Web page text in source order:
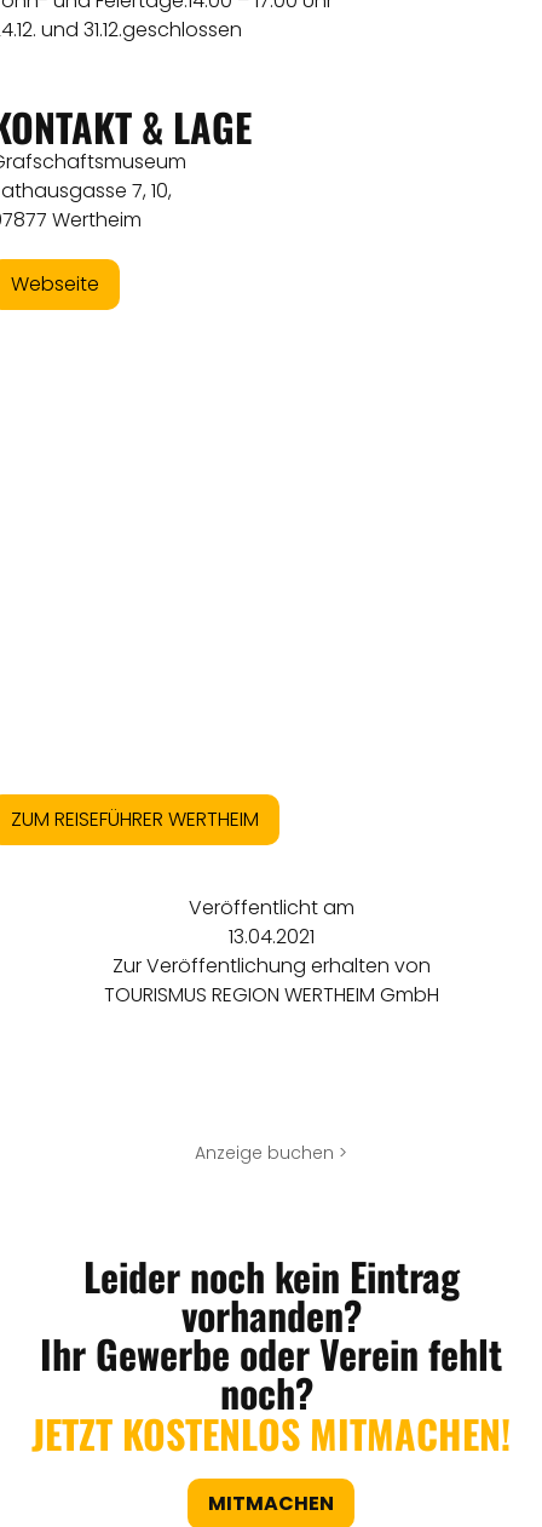
und 31.12.geschlossen
& LAGE
7, 10,
Wertheim
Webseite
ZUM REISEFÜHRER WERTHEIM
Veröffentlicht am
13.04.2021
Zur Veröffentlichung erhalten von
TOURISMUS REGION WERTHEIM GmbH
Anzeige buchen >
Leider noch kein Eintrag
vorhanden?
Ihr Gewerbe oder Verein fehlt
noch?
JETZT KOSTENLOS MITMACHEN!
MITMACHEN